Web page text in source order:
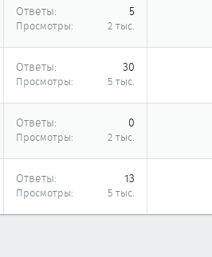
Ответы 5
Просмотры 2 тыс.
Ответы 30
Просмотры 5 тыс.
Ответы 0
Просмотры 2 тыс.
Ответы 13
Просмотры 5 тыс.